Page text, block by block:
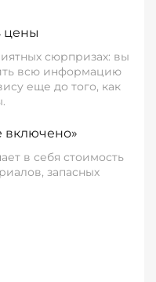
цены
сюрпризах: вы
всю информацию
еще до того, как
включено»
в себя стоимость
запасных